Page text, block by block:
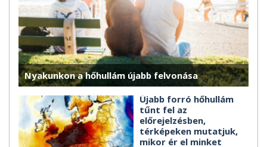
Nyakunkon a hőhullám újabb felvonása
Újabb forró hőhullám
tűnt fel az
előrejelzésben,
térképeken mutatjuk,
mikor ér el minket